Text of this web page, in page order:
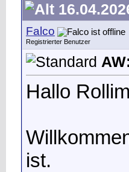
Falco
Registrierter Benutzer
Hallo
ist.